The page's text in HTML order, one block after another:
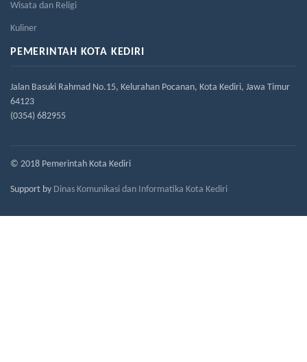
Wisata dan Religi
Kuliner
PEMERINTAH KOTA KEDIRI
Jalan Basuki Rahmad No.15, Kelurahan Pocanan, Kota Kediri, Jawa Timur
64123
(0354) 682955
© 2018 Pemerintah Kota Kediri
Support by Dinas Komunikasi dan Informatika Kota Kediri